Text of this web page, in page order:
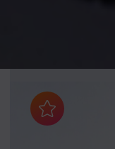
Aggiungi ai